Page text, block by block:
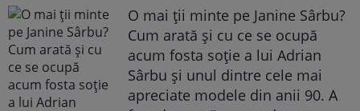
O mai ții minte pe Janine Sârbu?
Cum arată și cu ce se ocupă
acum fosta soție a lui Adrian
Sârbu și unul dintre cele mai
apreciate modele din anii 90. A